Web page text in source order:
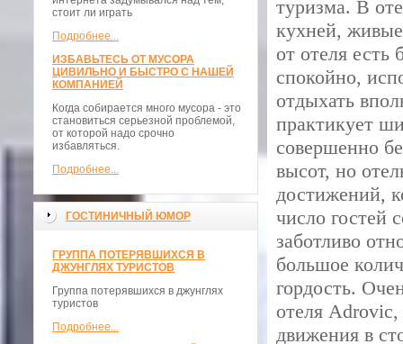
стоит ли играть
Подробнее...
ИЗБАВЬТЕСЬ ОТ МУСОРА
ЦИВИЛЬНО И БЫСТРО С НАШЕЙ
КОМПАНИЕЙ
Когда собирается много мусора - это
становиться серьезной проблемой,
от которой надо срочно
избавляться.
Подробнее...
ГОСТИНИЧНЫЙ ЮМОР
ГРУППА ПОТЕРЯВШИХСЯ В
ДЖУНГЛЯХ ТУРИСТОВ
Группа потерявшихся в джунглях
туристов
Подробнее...
туризма. В
кухней,
от отеля
спокойно,
отдыхать
практикует
совершенно
высот, но
достижений,
число гостей
заботливо
большое
гордость.
отеля Adrovic,
движения в